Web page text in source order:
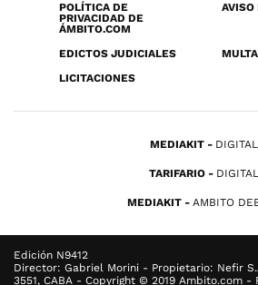
POLÍTICA DE
PRIVACIDAD DE
ÁMBITO.COM
AVISO
EDICTOS JUDICIALES
LICITACIONES
MEDIAKIT DIGITAL
TARIFARIO DIGITAL
MEDIAKIT AMBITO
Edición N9412
Director: Gabriel Morini - Propietario: Nefir
3551, CABA - Copyright © 2019 Ambito.com -